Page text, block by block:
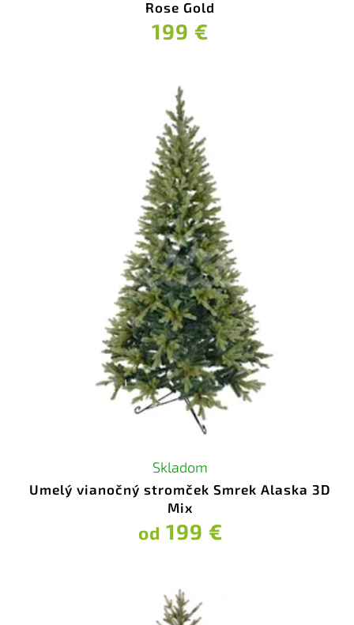
Rose Gold
199 €
Umelý vianočný stromček Smrek Alaska 3D
Mix
Skladom
od 199 €